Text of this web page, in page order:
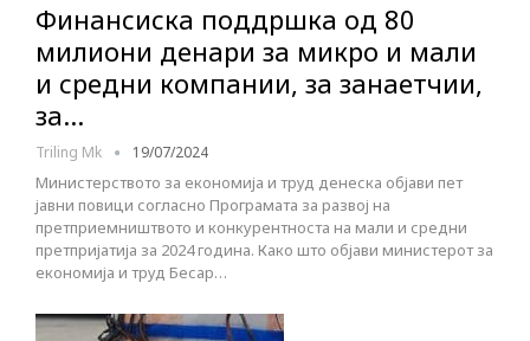
Финансиска поддршка од 80
милиони денари за микро и мали
и средни компании, за занаетчии,
за…
Triling Mk 19/07/2024
Министерството за економија и труд денеска објави пет
јавни повици согласно Програмата за развој на
претприемништвото и конкурентноста на мали и средни
претпријатија за 2024 година. Како што објави министерот за
економија и труд Бесар…